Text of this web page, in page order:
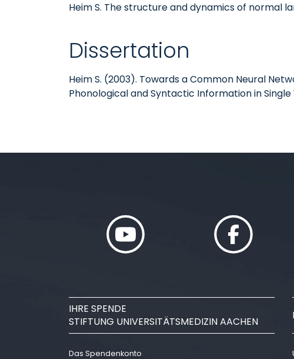
Heim S. The structure and dynamics of normal
Dissertation
Heim S. (2003). Towards a Common Neural
Phonological and Syntactic Information in Single
IHRE SPENDE
STIFTUNG UNIVERSITÄTSMEDIZIN AACHEN
Das Spendenkonto